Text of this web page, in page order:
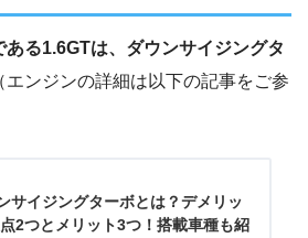
る1.6GTは、ダウンサイジングタ
エンジンの詳細は以下の記事をご参
サイジングターボとは？デメリッ
点2つとメリット3つ！搭載車種も紹